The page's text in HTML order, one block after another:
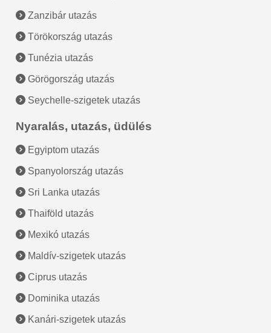
Zanzibár utazás
Törökország utazás
Tunézia utazás
Görögország utazás
Seychelle-szigetek utazás
Nyaralás, utazás, üdülés
Egyiptom utazás
Spanyolország utazás
Sri Lanka utazás
Thaiföld utazás
Mexikó utazás
Maldív-szigetek utazás
Ciprus utazás
Dominika utazás
Kanári-szigetek utazás